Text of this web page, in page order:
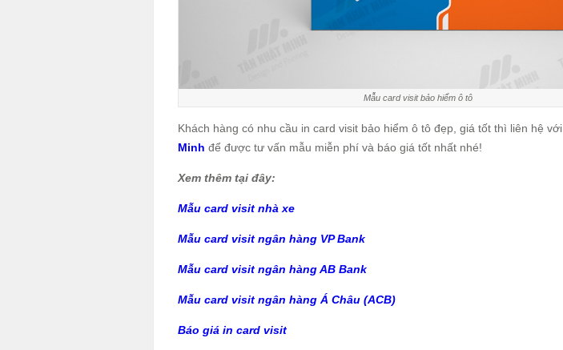
Mẫu card visit bảo hiểm ô tô
Khách hàng có nhu cầu in card visit bảo hiểm ô tô đẹp, giá tốt thì liên hệ với
Minh để được tư vấn mẫu miễn phí và báo giá tốt nhất nhé!
Xem thêm tại đây:
Mẫu card visit nhà xe
Mẫu card visit ngân hàng VP Bank
Mẫu card visit ngân hàng AB Bank
Mẫu card visit ngân hàng Á Châu (ACB)
Báo giá in card visit